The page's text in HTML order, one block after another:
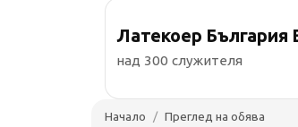
Латекоер
над 300 служителя
Начало Преглед на обява